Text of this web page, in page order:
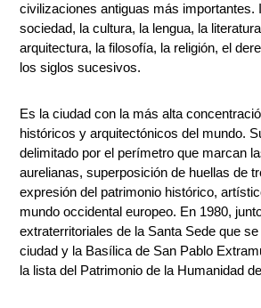
civilizaciones antiguas más importantes.
sociedad, la cultura, la lengua, la
arquitectura, la filosofía, la religión, el
los siglos sucesivos.
Es la ciudad con la más alta
históricos y arquitectónicos del mundo.
delimitado por el perímetro que marcan
aurelianas, superposición de huellas de
expresión del patrimonio histórico,
mundo occidental europeo. En 1980,
extraterritoriales de la Santa Sede que
ciudad y la Basílica de San Pablo
la lista del Patrimonio de la Humanidad